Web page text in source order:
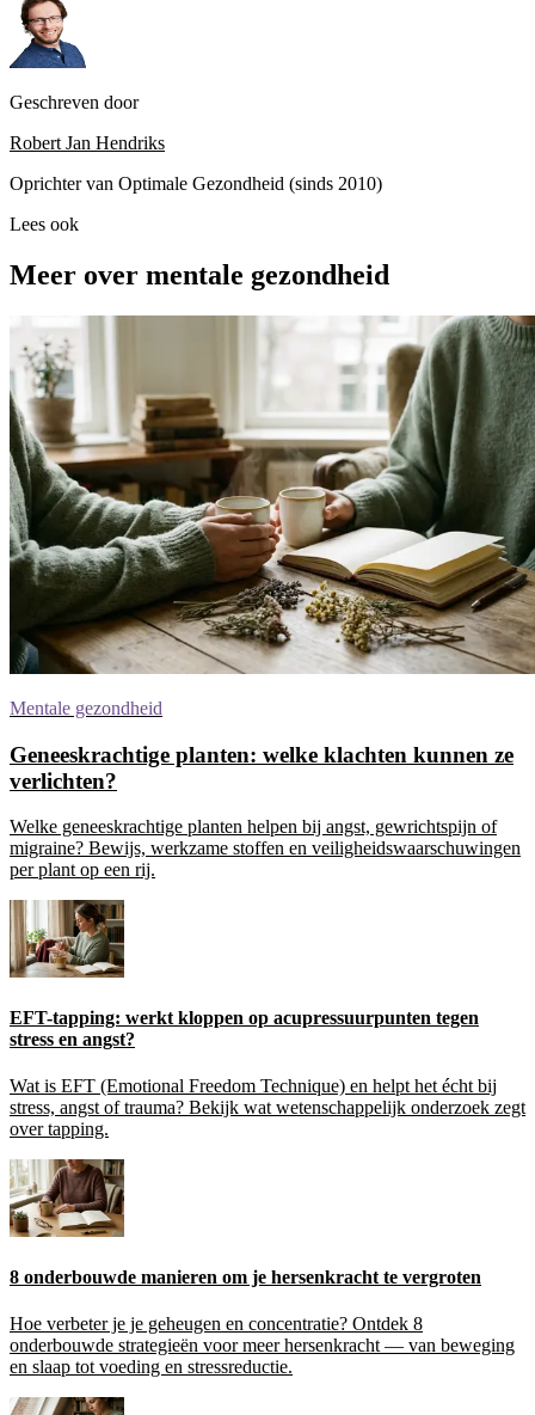
Geschreven door
Robert Jan Hendriks
Oprichter van Optimale Gezondheid (sinds 2010)
Lees ook
Meer over mentale gezondheid
Mentale gezondheid
Geneeskrachtige planten: welke klachten kunnen ze
verlichten?
Welke geneeskrachtige planten helpen bij angst, gewrichtspijn of
migraine? Bewijs, werkzame stoffen en veiligheidswaarschuwingen
per plant op een rij.
EFT-tapping: werkt kloppen op acupressuurpunten tegen
stress en angst?
Wat is EFT (Emotional Freedom Technique) en helpt het écht bij
stress, angst of trauma? Bekijk wat wetenschappelijk onderzoek zegt
over tapping.
8 onderbouwde manieren om je hersenkracht te vergroten
Hoe verbeter je je geheugen en concentratie? Ontdek 8
onderbouwde strategieën voor meer hersenkracht — van beweging
en slaap tot voeding en stressreductie.